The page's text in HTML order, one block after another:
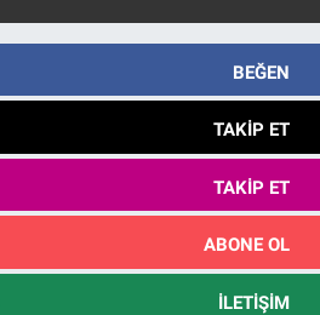
BEĞEN
TAKIP ET
TAKIP ET
ABONE OL
İLETIŞIM